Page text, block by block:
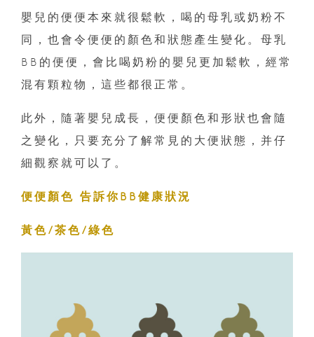
嬰兒的便便本來就很鬆軟，喝的母乳或奶粉不
同，也會令便便的顏色和狀態產生變化。母乳
BB的便便，會比喝奶粉的嬰兒更加鬆軟，經常
混有顆粒物，這些都很正常。
此外，隨著嬰兒成長，便便顏色和形狀也會隨
之變化，只要充分了解常見的大便狀態，并仔
細觀察就可以了。
便便顏色 告訴你BB健康狀況
黃色/茶色/綠色